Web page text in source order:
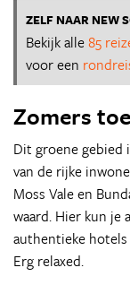
ZELF NAAR NEW
Bekijk alle85
voor een
Zomers
Dit groene gebied
van de rijke
Moss Vale en
waard. Hier kun je
authentieke
Erg relaxed.